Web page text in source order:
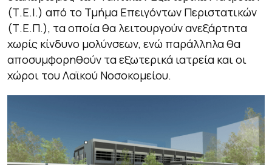
(Τ.Ε.Ι.) από το Τμήμα Επειγόντων Περιστατικών
(Τ.Ε.Π.), τα οποία θα λειτουργούν ανεξάρτητα
χωρίς κίνδυνο μολύνσεων, ενώ παράλληλα θα
αποσυμφορηθούν τα εξωτερικά ιατρεία και οι
χώροι του Λαϊκού Νοσοκομείου.